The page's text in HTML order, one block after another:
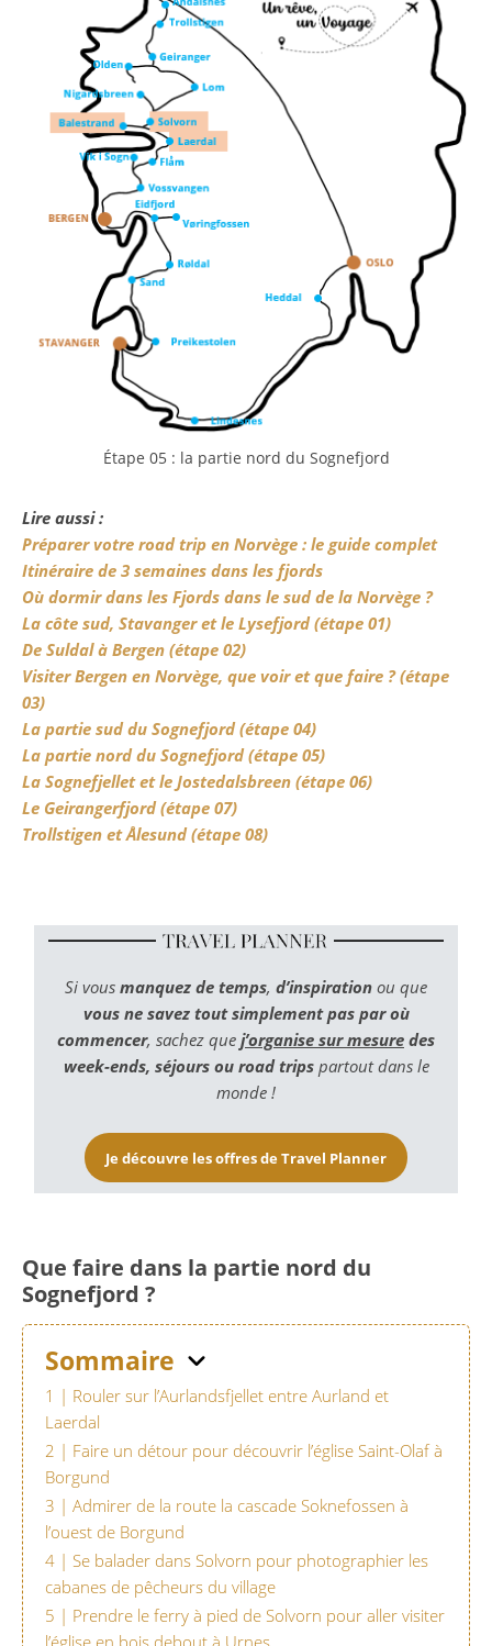
Étape 05 : la partie nord du Sognefjord
Lire aussi :
Préparer votre road trip en Norvège : le guide complet
Itinéraire de 3 semaines dans les fjords
Où dormir dans les Fjords dans le sud de la Norvège ?
La côte sud, Stavanger et le Lysefjord (étape 01)
De Suldal à Bergen (étape 02)
Visiter Bergen en Norvège, que voir et que faire ? (étape
03)
La partie sud du Sognefjord (étape 04)
La partie nord du Sognefjord (étape 05)
La Sognefjellet et le Jostedalsbreen (étape 06)
Le Geirangerfjord (étape 07)
Trollstigen et Ålesund (étape 08)
Si vous manquez de temps, d’inspiration ou que
vous ne savez tout simplement pas par où
commencer, sachez que j’organise sur mesure des
week-ends, séjours ou road tripspartout dans le
monde !
Je découvre les offres de Travel Planner
Que faire dans la partie nord du
Sognefjord ?
Sommaire
1 | Rouler sur l’Aurlandsfjellet entre Aurland et
Laerdal
2 | Faire un détour pour découvrir l’église Saint-Olaf à
Borgund
3 | Admirer de la route la cascade Soknefossen à
l’ouest de Borgund
4 | Se balader dans Solvorn pour photographier les
cabanes de pêcheurs du village
5 | Prendre le ferry à pied de Solvorn pour aller visiter